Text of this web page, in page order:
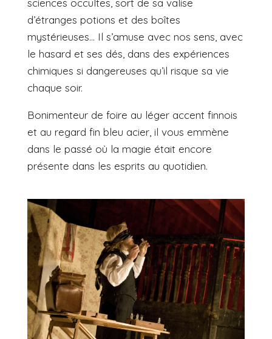
sciences occultes, sort de sa valise
d’étranges potions et des boîtes
mystérieuses… Il s’amuse avec nos sens, avec
le hasard et ses dés, dans des expériences
chimiques si dangereuses qu’il risque sa vie
chaque soir.
Bonimenteur de foire au léger accent finnois
et au regard fin bleu acier, il vous emmène
dans le passé où la magie était encore
présente dans les esprits au quotidien.